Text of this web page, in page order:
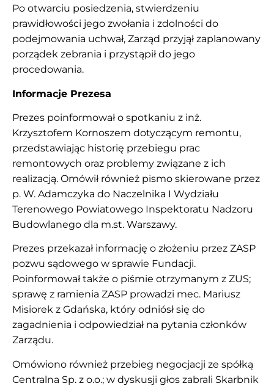
Po otwarciu posiedzenia, stwierdzeniu
prawidłowości jego zwołania i zdolności do
podejmowania uchwał, Zarząd przyjął zaplanowany
porządek zebrania i przystąpił do jego
procedowania.
Informacje Prezesa
Prezes poinformował o spotkaniu z inż.
Krzysztofem Kornoszem dotyczącym remontu,
przedstawiając historię przebiegu prac
remontowych oraz problemy związane z ich
realizacją. Omówił również pismo skierowane przez
p. W. Adamczyka do Naczelnika I Wydziału
Terenowego Powiatowego Inspektoratu Nadzoru
Budowlanego dla m.st. Warszawy.
Prezes przekazał informację o złożeniu przez ZASP
pozwu sądowego w sprawie Fundacji.
Poinformował także o piśmie otrzymanym z ZUS;
sprawę z ramienia ZASP prowadzi mec. Mariusz
Misiorek z Gdańska, który odniósł się do
zagadnienia i odpowiedział na pytania członków
Zarządu.
Omówiono również przebieg negocjacji ze spółką
Centralna Sp. z o.o.; w dyskusji głos zabrali Skarbnik